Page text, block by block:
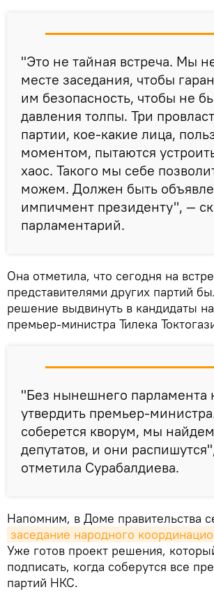
"Это не тайная встреча. Мы
месте заседания, чтобы
им безопасность, чтобы не
давления толпы. Три
партии, кое-какие лица,
моментом, пытаются
хаос. Такого мы себе
можем. Должен быть
импичмент президенту", —
парламентарий.
Она отметила, что сегодня на
представителями других партий
решение выдвинуть в кандидаты
премьер-министра Тилека
"Без нынешнего парламента
утвердить премьер-
соберется кворум, мы
депутатов, и они
отметила Сурабалдиева.
Напомним, в Доме правительства
заседание народного
Уже готов проект решения,
подписать, когда соберутся все
партий НКС.